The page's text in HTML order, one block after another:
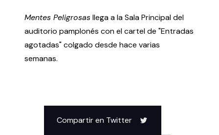
Mentes Peligrosasllega a la Sala Principal del
auditorio pamplonés con el cartel de "Entradas
agotadas" colgado desde hace varias
semanas.
Compartir en Twitter